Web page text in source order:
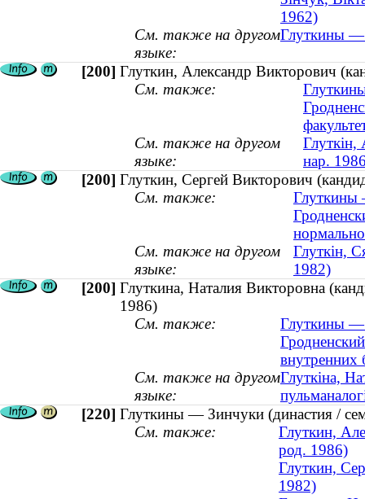
1962)
См. также на другом
языке:
Глуткины —
[200] Глуткин, Александр Викторович
См. также:
См. также на другом
языке:
Глуткін,
нар.
[200] Глуткин, Сергей Викторович
См. также:
Глуткины
См. также на другом
языке:
Глуткін,
1982)
[200] Глуткина, Наталия Викторовна
1986)
См. также:
Глуткины —
внутренних
См. также на другом
языке:
Глуткіна,
[220] Глуткины — Зинчуки (династия /
См. также:
Глуткин,
род. 1986)
Глуткин,
1982)